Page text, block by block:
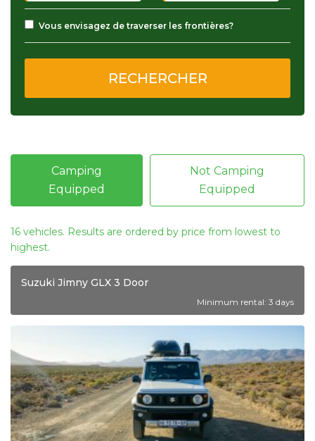
Vous envisagez de traverser les frontières?
Camping
Equipped
Not Camping
Equipped
16 vehicles. Results are ordered by price from lowest to
highest.
Suzuki Jimny GLX 3 Door
Minimum rental: 3 days